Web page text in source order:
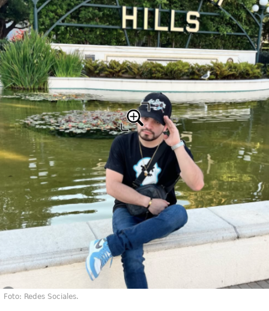
Foto: Redes Sociales.